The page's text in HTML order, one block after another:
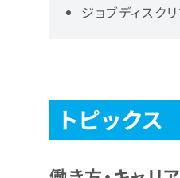
ジョブディスク
トピックス